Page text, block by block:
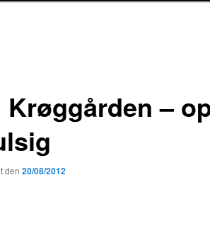
Krøggården –
den 20/08/2012